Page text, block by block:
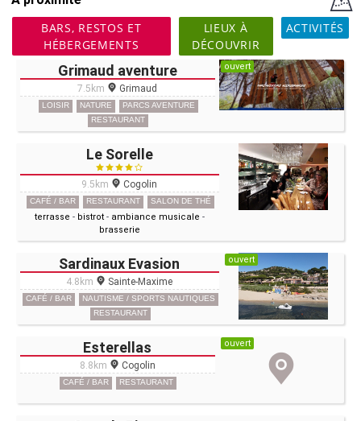
BARS, RESTOS ET
HÉBERGEMENTS
LIEUX À
DÉCOUVRIR
ACTIVITÉS
Grimaud aventure
7.5km Grimaud
LOISIR NATURE
PARCS AVENTURE
RESTAURANT
ouvert
Le Sorelle
9.5km Cogolin
CAFÉ / BAR RESTAURANT SALON DE THÉ
terrasse - bistrot - ambiance musicale -
brasserie
Sardinaux Evasion
4.8km Sainte-Maxime
CAFÉ / BAR
NAUTISME / SPORTS NAUTIQUES
RESTAURANT
ouvert
Esterellas
8.8km Cogolin
CAFÉ / BAR RESTAURANT
ouvert